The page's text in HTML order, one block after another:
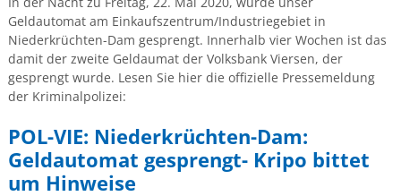
Geldautomat am Einkaufszentrum/Industriegebiet in
Niederkrüchten-Dam gesprengt. Innerhalb vier Wochen ist das
damit der zweite Geldaumat der Volksbank Viersen, der
gesprengt wurde. Lesen Sie hier die offizielle Pressemeldung
der Kriminalpolizei:
POL-VIE: Niederkrüchten-Dam:
Geldautomat gesprengt- Kripo bittet
um Hinweise